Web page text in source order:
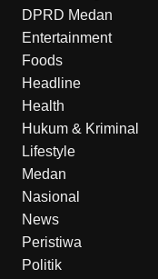
DPRD Medan
Entertainment
Foods
Headline
Health
Hukum & Kriminal
Lifestyle
Medan
Nasional
News
Peristiwa
Politik